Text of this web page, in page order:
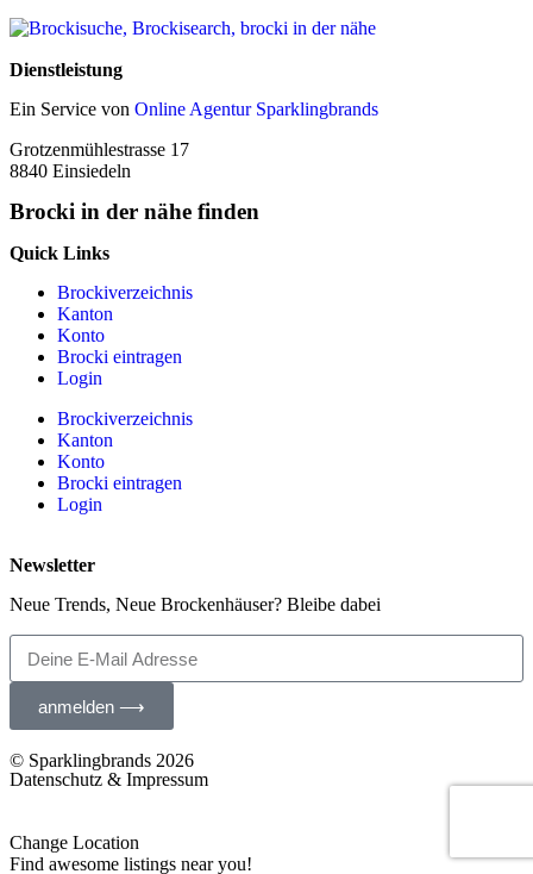
Dienstleistung
Ein Service von Online Agentur Sparklingbrands
Grotzenmühlestrasse 17
8840 Einsiedeln
Brocki in der nähe finden
Quick Links
Brockiverzeichnis
Kanton
Konto
Brocki eintragen
Login
Brockiverzeichnis
Kanton
Konto
Brocki eintragen
Login
Newsletter
Neue Trends, Neue Brockenhäuser? Bleibe dabei
anmelden ⟶
© Sparklingbrands 2026
Datenschutz & Impressum
Change Location
Find awesome listings near you!